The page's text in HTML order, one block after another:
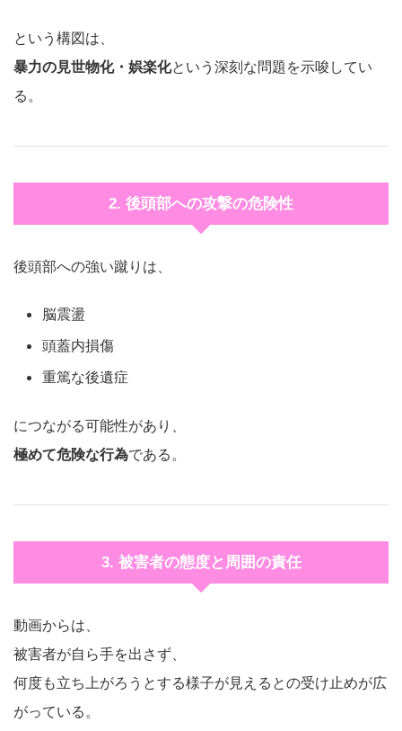
という構図は、
暴力の見世物化・娯楽化という深刻な問題を示唆してい
る。
2. 後頭部への攻撃の危険性
後頭部への強い蹴りは、
脳震盪
頭蓋内損傷
重篤な後遺症
につながる可能性があり、
極めて危険な行為である。
3. 被害者の態度と周囲の責任
動画からは、
被害者が自ら手を出さず、
何度も立ち上がろうとする様子が見えるとの受け止めが広
がっている。